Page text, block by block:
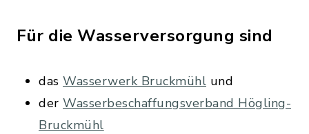
Für die Wasserversorgung sind
das Wasserwerk Bruckmühl und
der Wasserbeschaffungsverband Högling-
Bruckmühl